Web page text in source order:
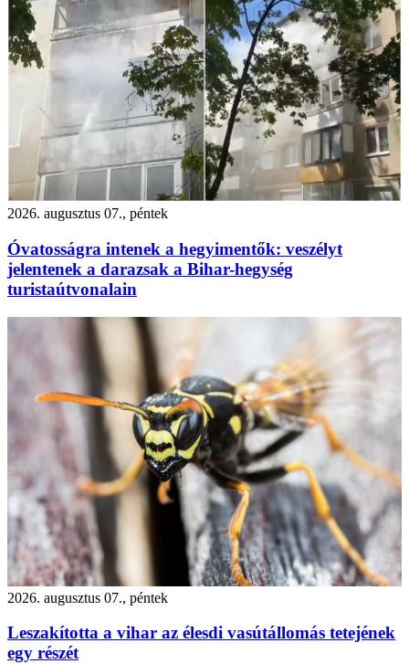
2026. augusztus 07., péntek
Óvatosságra intenek a hegyimentők: veszélyt
jelentenek a darazsak a Bihar-hegység
turistaútvonalain
2026. augusztus 07., péntek
Leszakította a vihar az élesdi vasútállomás tetejének
egy részét